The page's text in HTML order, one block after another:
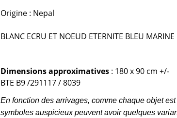
Origine : Nepal
BLANC ECRU ET NOEUD ETERNITE BLEU MARINE
Dimensions approximatives : 180 x 90 cm +/-
BTE B9 /291117 / 8039
En fonction des arrivages, comme chaque objet
symboles auspicieux peuvent avoir quelques